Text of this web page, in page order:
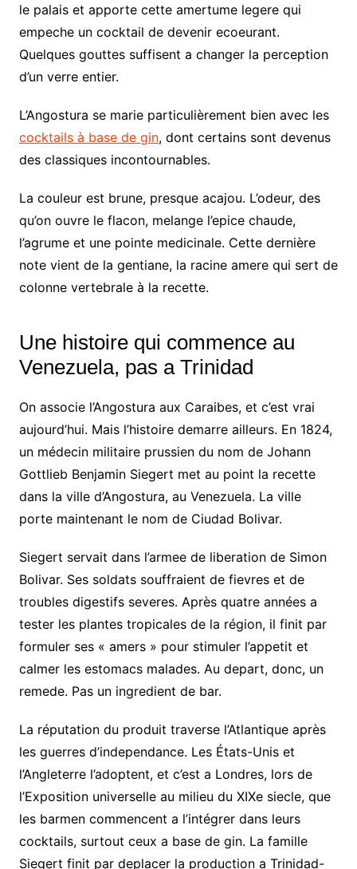
le palais et apporte cette amertume legere qui
empeche un cocktail de devenir ecoeurant.
Quelques gouttes suffisent a changer la perception
d’un verre entier.
L’Angostura se marie particulièrement bien avec les
cocktails à base de gin, dont certains sont devenus
des classiques incontournables.
La couleur est brune, presque acajou. L’odeur, des
qu’on ouvre le flacon, melange l’epice chaude,
l’agrume et une pointe medicinale. Cette dernière
note vient de la gentiane, la racine amere qui sert de
colonne vertebrale à la recette.
Une histoire qui commence au
Venezuela, pas a Trinidad
On associe l’Angostura aux Caraibes, et c’est vrai
aujourd’hui. Mais l’histoire demarre ailleurs. En 1824,
un médecin militaire prussien du nom de Johann
Gottlieb Benjamin Siegert met au point la recette
dans la ville d’Angostura, au Venezuela. La ville
porte maintenant le nom de Ciudad Bolivar.
Siegert servait dans l’armee de liberation de Simon
Bolivar. Ses soldats souffraient de fievres et de
troubles digestifs severes. Après quatre années a
tester les plantes tropicales de la région, il finit par
formuler ses « amers » pour stimuler l’appetit et
calmer les estomacs malades. Au depart, donc, un
remede. Pas un ingredient de bar.
La réputation du produit traverse l’Atlantique après
les guerres d’independance. Les États-Unis et
l’Angleterre l’adoptent, et c’est a Londres, lors de
l’Exposition universelle au milieu du XIXe siecle, que
les barmen commencent a l’intégrer dans leurs
cocktails, surtout ceux a base de gin. La famille
Siegert finit par deplacer la production a Trinidad-